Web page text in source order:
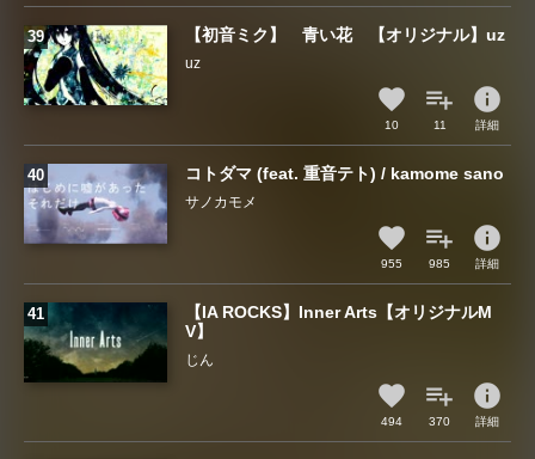
【初音ミク】 青い花 【オリジナル】uz
uz
10 11
info
詳細
コトダマ (feat. 重音テト) / kamome sano
サノカモメ
955 985
info
詳細
【IA ROCKS】Inner Arts【オリジナルM
V】
じん
494 370
info
詳細